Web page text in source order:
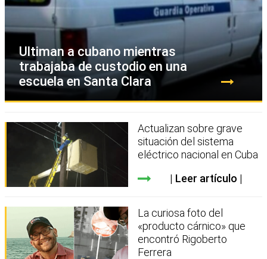
Ultiman a cubano mientras
trabajaba de custodio en una
escuela en Santa Clara
Actualizan sobre grave
situación del sistema
eléctrico nacional en Cuba
Leer artículo
La curiosa foto del
«producto cárnico» que
encontró Rigoberto
Ferrera